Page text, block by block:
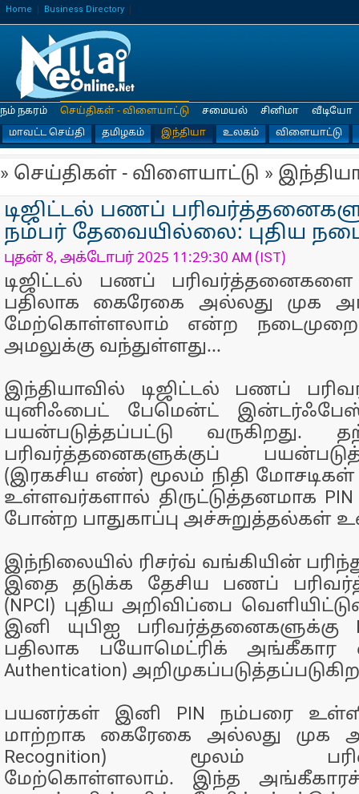
Home Business Directory
நம் நகரம்
செய்திகள் - விளையாட்டு
மாவட்ட செய்தி
தமிழகம் இந்தியா உலகம் விளையாட்டு
சமையல் சினிமா வீடியோ
» செய்திகள் - விளையாட்டு »
டிஜிட்டல் பணப்
நம்பர் தேவையில்லை: புதிய
புதன் 8, அக்டோபர் 2025 11:29:30 AM (IST)
டிஜிட்டல் பணப் பரிவர்த்தனைகளை
பதிலாக கைரேகை அல்லது முக
மேற்கொள்ளலாம் என்ற
அமலுக்கு வந்துள்ளது...
இந்தியாவில் டிஜிட்டல் பணப்
யுனிஃபைட் பேமென்ட்
பயன்படுத்தப்பட்டு வருகிறது.
பரிவர்த்தனைகளுக்குப்
(இரகசிய எண்) மூலம் நிதி மோசடிகள்
உள்ளவர்களால் திருட்டுத்தனமாக PIN
போன்ற பாதுகாப்பு அச்சுறுத்தல்கள்
இந்நிலையில் ரிசர்வ் வங்கியின்
இதை தடுக்க தேசிய பணப்
(NPCI) புதிய அறிவிப்பை
இனி யுபிஐ பரிவர்த்தனைகளுக்கு
பதிலாக பயோமெட்ரிக் அங்கீகார
Authentication)
பயனர்கள் இனி PIN நம்பரை
மாற்றாக கைரேகை அல்லது முக
Recognition) மூலம்
மேற்கொள்ளலாம். இந்த அங்கீகாரச்